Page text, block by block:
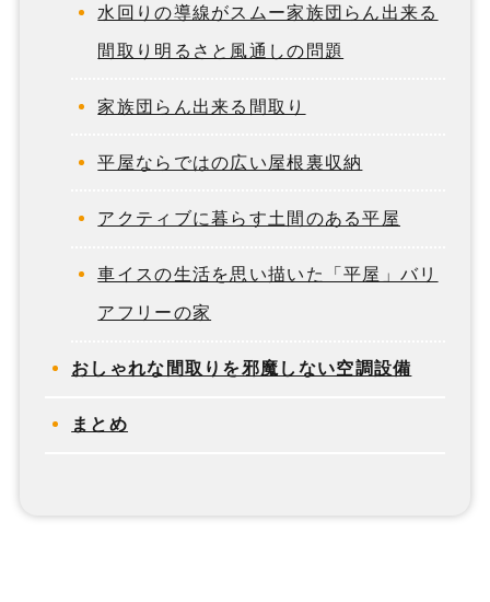
水回りの導線がスムー家族団らん出来る
間取り明るさと風通しの問題
家族団らん出来る間取り
平屋ならではの広い屋根裏収納
アクティブに暮らす土間のある平屋
車イスの生活を思い描いた「平屋」バリ
アフリーの家
おしゃれな間取りを邪魔しない空調設備
まとめ